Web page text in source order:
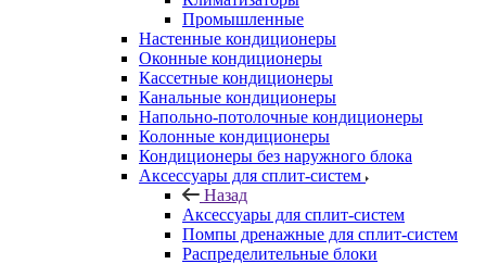
Промышленные
Настенные кондиционеры
Оконные кондиционеры
Кассетные кондиционеры
Канальные кондиционеры
Напольно-потолочные кондиционеры
Колонные кондиционеры
Кондиционеры без наружного блока
Аксессуары для сплит-систем
Назад
Аксессуары для сплит-систем
Помпы дренажные для сплит-систем
Распределительные блоки